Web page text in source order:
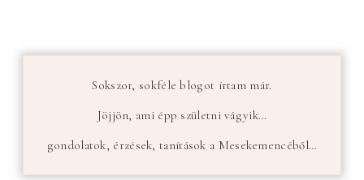
Sokszor, sokféle blogot írtam már.
Jöjjön, ami épp születni vágyik…
gondolatok, érzések, tanítások a Mesekemencéből…